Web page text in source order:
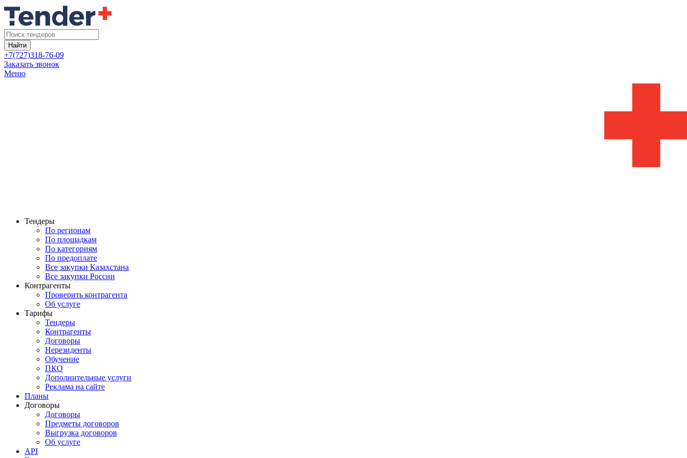
Найти
+7(727)318-76-09
Заказать звонок
Меню
Тендеры
По регионам
По площадкам
По категориям
По предоплате
Все закупки Казахстана
Все закупки России
Контрагенты
Проверить контрагента
Об услуге
Тарифы
Тендеры
Контрагенты
Договоры
Нерезиденты
Обучение
ПКО
Дополнительные услуги
Реклама на сайте
Планы
Договоры
Договоры
Предметы договоров
Выгрузка договоров
Об услуге
API